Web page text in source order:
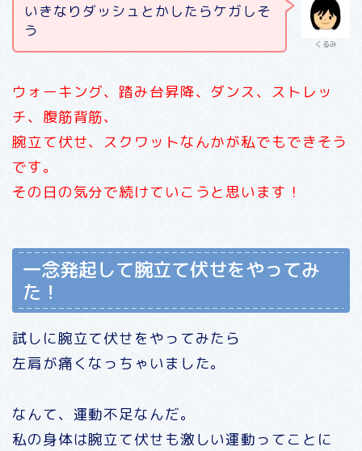
くるみ
いきなりダッシュとかしたらケガしそ
う
ウォーキング、踏み台昇降、ダンス、ストレッ
チ、腹筋背筋、
腕立て伏せ、スクワットなんかが私でもできそう
です。
その日の気分で続けていこうと思います！
一念発起して腕立て伏せをやってみ
た！
試しに腕立て伏せをやってみたら
左肩が痛くなっちゃいました。
なんて、運動不足なんだ。
私の身体は腕立て伏せも激しい運動ってことに